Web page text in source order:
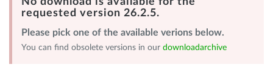
requested version 26.2.5.
Please pick one of the available verions below.
You can find obsolete versions in our downloadarchive